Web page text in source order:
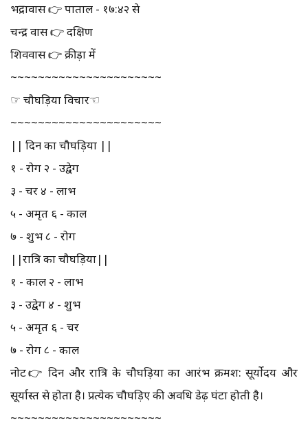
भद्रावास 👉 पाताल - १७:४२ से
चन्द्र वास 👉 दक्षिण
शिववास 👉 क्रीड़ा में
~~~~~~~~~~~~~~~~~~~~~~
☞ चौघड़िया विचार☜
~~~~~~~~~~~~~~~~~~~~~~
|| दिन का चौघड़िया ||
१ - रोग २ - उद्वेग
३ - चर ४ - लाभ
५ - अमृत ६ - काल
७ - शुभ ८ - रोग
||रात्रि का चौघड़िया||
१ - काल २ - लाभ
३ - उद्वेग ४ - शुभ
५ - अमृत ६ - चर
७ - रोग ८ - काल
नोट👉 दिन और रात्रि के चौघड़िया का आरंभ क्रमश: सूर्योदय और
सूर्यास्त से होता है। प्रत्येक चौघड़िए की अवधि डेढ़ घंटा होती है।
~~~~~~~~~~~~~~~~~~~~~~